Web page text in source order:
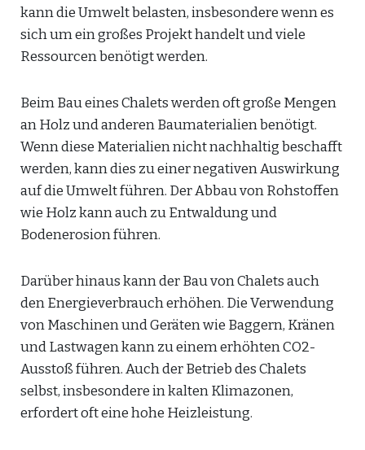
kann die Umwelt belasten, insbesondere wenn es
sich um ein großes Projekt handelt und viele
Ressourcen benötigt werden.
Beim Bau eines Chalets werden oft große Mengen
an Holz und anderen Baumaterialien benötigt.
Wenn diese Materialien nicht nachhaltig beschafft
werden, kann dies zu einer negativen Auswirkung
auf die Umwelt führen. Der Abbau von Rohstoffen
wie Holz kann auch zu Entwaldung und
Bodenerosion führen.
Darüber hinaus kann der Bau von Chalets auch
den Energieverbrauch erhöhen. Die Verwendung
von Maschinen und Geräten wie Baggern, Kränen
und Lastwagen kann zu einem erhöhten CO2-
Ausstoß führen. Auch der Betrieb des Chalets
selbst, insbesondere in kalten Klimazonen,
erfordert oft eine hohe Heizleistung.